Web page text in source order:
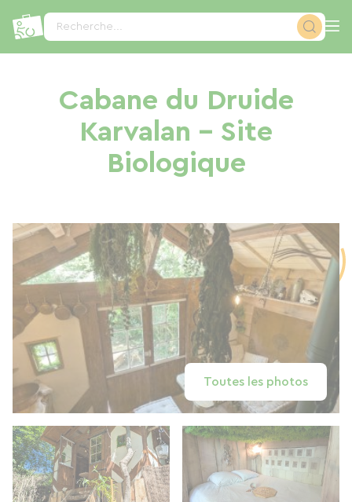
Recherche...
Cabane du Druide
Karvalan - Site
Biologique
Toutes les photos
Panneau de gestion des cookies